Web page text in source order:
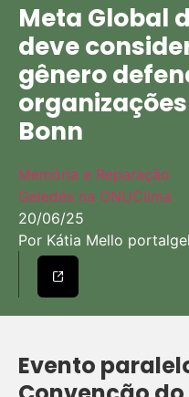
Meta Global
deve
gênero
Bonn
Memória e Reparação
Geledés na ONUClima
20/06/25
Por Kátia Mello
Evento